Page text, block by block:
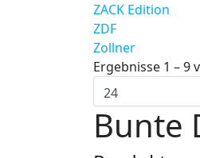
ZACK Edition
ZDF
Zollner
Ergebnisse 1 – 9
Bunte